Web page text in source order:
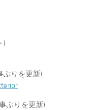
)
ぶりを更新)
ぶりを更新)